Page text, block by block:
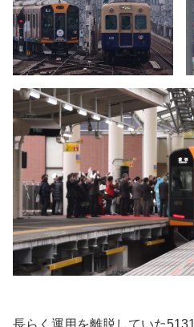
長らく運用を離脱していた